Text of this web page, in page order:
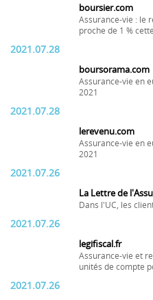
boursier.com
Assurance-vie : le
proche de 1 %
2021.07.28
boursorama.com
Assurance-vie en
2021
2021.07.28
lerevenu.com
Assurance-vie en
2021
2021.07.26
La Lettre de
Dans l'UC, les
2021.07.26
legifiscal.fr
Assurance-vie et
unités de compte
2021.07.26